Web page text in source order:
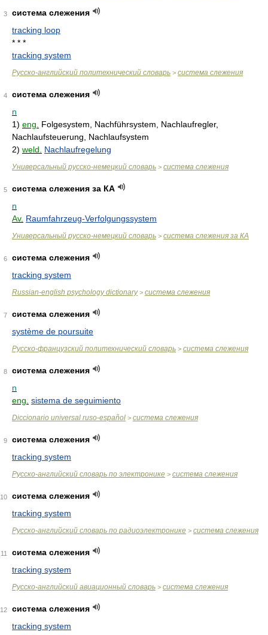
3
система слежения
tracking loop
* * *
tracking system
Русско-английский политехнический словарь > система слежения
4
система слежения
n
1) eng.
Folgesystem, Nachführsystem, Nachlaufregler,
Nachlaufsteuerung, Nachlaufsystem
2) weld. Nachlaufregelung
Универсальный русско-немецкий словарь > система слежения
5
система слежения за КА
n
Av. Raumfahrzeug-Verfolgungssystem
Универсальный русско-немецкий словарь > система слежения за КА
6
система слежения
tracking system
Russian-english psychology dictionary> система слежения
7
система слежения
système de poursuite
Русско-французский политехнический словарь > система слежения
8
система слежения
n
eng. sistema de seguimiento
Diccionario universal ruso-español > система слежения
9
система слежения
tracking system
Русско-английский словарь по электронике > система слежения
10
система слежения
tracking system
Русско-английский словарь по радиоэлектронике > система слежения
11
система слежения
tracking system
Русско-английский авиационный словарь > система слежения
12
система слежения
tracking system